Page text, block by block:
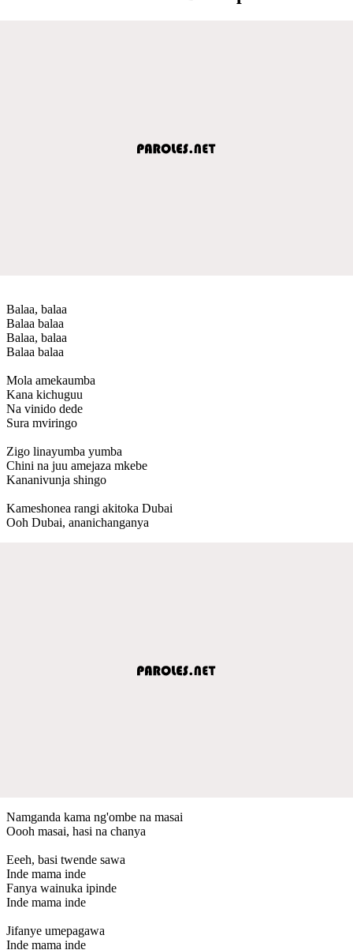
Balaa, balaa
Balaa balaa
Balaa, balaa
Balaa balaa
Mola amekaumba
Kana kichuguu
Na vinido dede
Sura mviringo
Zigo linayumba yumba
Chini na juu amejaza mkebe
Kananivunja shingo
Kameshonea rangi akitoka Dubai
Ooh Dubai, ananichanganya
Namganda kama ng'ombe na masai
Oooh masai, hasi na chanya
Eeeh, basi twende sawa
Inde mama inde
Fanya wainuka ipinde
Inde mama inde
Jifanye umepagawa
Inde mama inde